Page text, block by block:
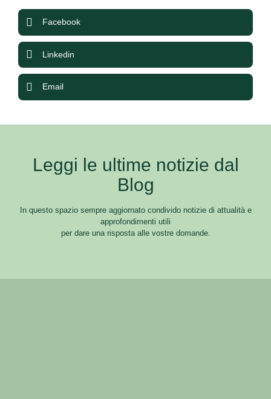
Facebook
Linkedin
Email
Leggi le ultime notizie dal
Blog
In questo spazio sempre aggiornato condivido notizie di attualità e
approfondimenti utili
per dare una risposta alle vostre domande.